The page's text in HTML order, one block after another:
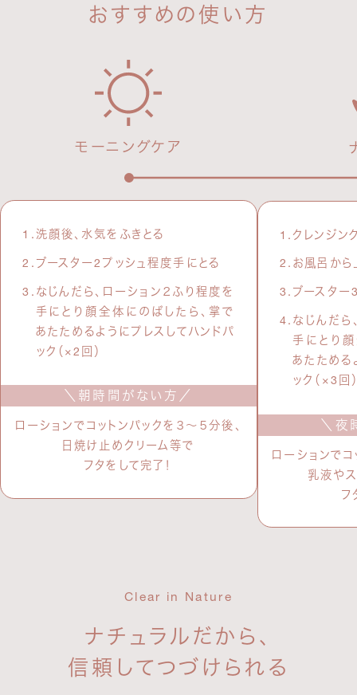
おすすめの使い方
モーニングケア
洗顔後、水気をふきとる
ブースター2プッシュ程度手にとる
なじんだら、ローション２ふり程度を
手にとり顔全体にのばしたら、掌で
あたためるようにプレスしてハンドパ
ック（×2回）
＼朝時間がない方／
ローションでコットンパックを３～５分後、
日焼け止めクリーム等で
フタをして完了！
クレンジン
お風呂から
ブースター
なじんだら
手にとり
あたためる
ック（×3回
＼夜
ローションでコ
乳液や
フ
Clear in Nature
ナチュラルだから、
信頼してつづけられる